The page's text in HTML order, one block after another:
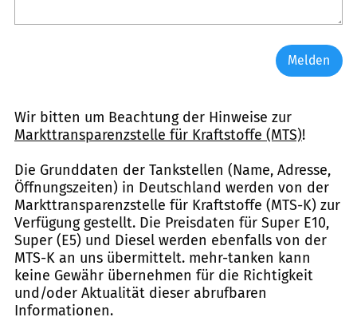
Melden
Wir bitten um Beachtung der Hinweise zur
Markttransparenzstelle für Kraftstoffe (MTS)!
Die Grunddaten der Tankstellen (Name, Adresse,
Öffnungszeiten) in Deutschland werden von der
Markttransparenzstelle für Kraftstoffe (MTS-K) zur
Verfügung gestellt. Die Preisdaten für Super E10,
Super (E5) und Diesel werden ebenfalls von der
MTS-K an uns übermittelt. mehr-tanken kann
keine Gewähr übernehmen für die Richtigkeit
und/oder Aktualität dieser abrufbaren
Informationen.